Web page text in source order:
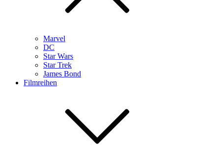
Marvel
DC
Star Wars
Star Trek
James Bond
Filmreihen